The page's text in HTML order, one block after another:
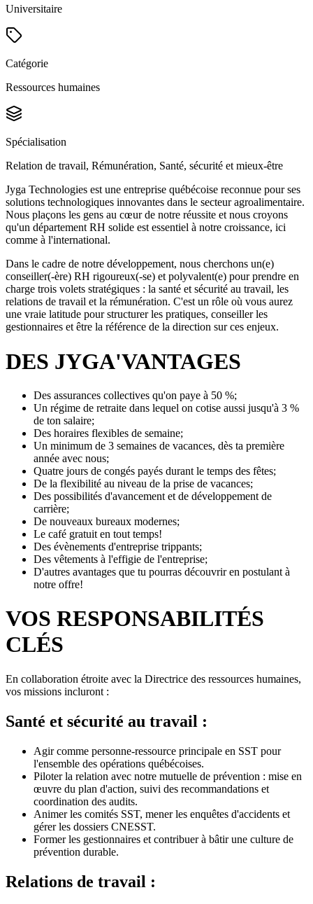
Universitaire
Catégorie
Ressources humaines
Spécialisation
Relation de travail, Rémunération, Santé, sécurité et mieux-être
Jyga Technologies est une entreprise québécoise reconnue pour ses
solutions technologiques innovantes dans le secteur agroalimentaire.
Nous plaçons les gens au cœur de notre réussite et nous croyons
qu'un département RH solide est essentiel à notre croissance, ici
comme à l'international.
Dans le cadre de notre développement, nous cherchons un(e)
conseiller(-ère) RH rigoureux(-se) et polyvalent(e) pour prendre en
charge trois volets stratégiques : la santé et sécurité au travail, les
relations de travail et la rémunération. C'est un rôle où vous aurez
une vraie latitude pour structurer les pratiques, conseiller les
gestionnaires et être la référence de la direction sur ces enjeux.
DES JYGA'VANTAGES
Des assurances collectives qu'on paye à 50 %;
Un régime de retraite dans lequel on cotise aussi jusqu'à 3 %
de ton salaire;
Des horaires flexibles de semaine;
Un minimum de 3 semaines de vacances, dès ta première
année avec nous;
Quatre jours de congés payés durant le temps des fêtes;
De la flexibilité au niveau de la prise de vacances;
Des possibilités d'avancement et de développement de
carrière;
De nouveaux bureaux modernes;
Le café gratuit en tout temps!
Des évènements d'entreprise trippants;
Des vêtements à l'effigie de l'entreprise;
D'autres avantages que tu pourras découvrir en postulant à
notre offre!
VOS RESPONSABILITÉS
CLÉS
En collaboration étroite avec la Directrice des ressources humaines,
vos missions incluront :
Santé et sécurité au travail :
Agir comme personne-ressource principale en SST pour
l'ensemble des opérations québécoises.
Piloter la relation avec notre mutuelle de prévention : mise en
œuvre du plan d'action, suivi des recommandations et
coordination des audits.
Animer les comités SST, mener les enquêtes d'accidents et
gérer les dossiers CNESST.
Former les gestionnaires et contribuer à bâtir une culture de
prévention durable.
Relations de travail :